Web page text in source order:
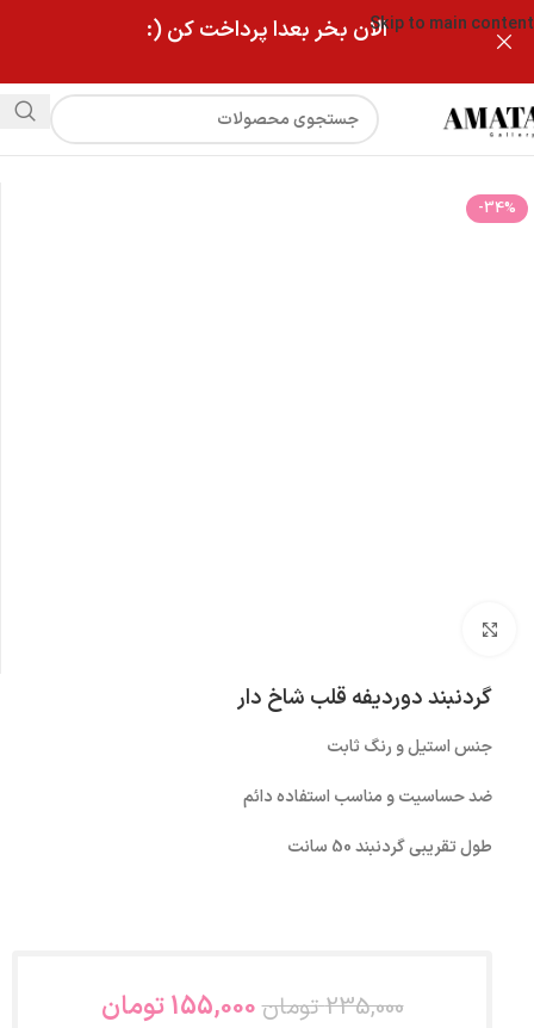
Skip to main contentالان بخر بعدا پرداخت کن (:
فروشگاه گردنبند دوردیفه قلب شاخ دار
-34%
گردنبند دوردیفه قلب شاخ دار
جنس استیل و رنگ ثابت
ضد حساسیت و مناسب استفاده دائم
طول تقریبی گردنبند 50 سانت
235,000 تومان155,000تومان